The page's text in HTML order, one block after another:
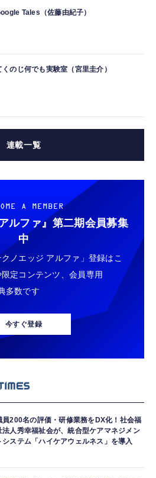
Tales（佐藤由紀子）
くのじ何でも実験室（宮里圭介）
連載一覧
A MEMBER
ルファ』 第二期会員募集
中
ノエッジ アルファ」登録はこ
定コンテンツ、会員専用
多数です
今すぐ登録
員200名の評価・研修業務をDX化！社会福
法人秀幸福祉会が、統合型ケアマネジメン
システム「ハイケアウェルネス」を導入